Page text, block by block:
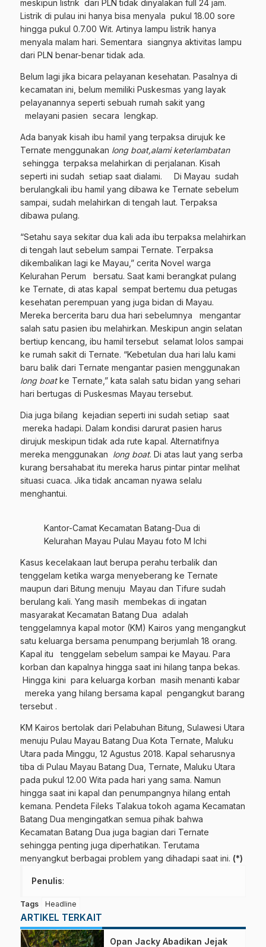
meskipun listrik dari PLN tidak dinyalakan full 24 jam.
Listrik di pulau ini hanya bisa menyala pukul 18.00 sore
hingga pukul 0.7.00 Wit. Artinya lampu listrik hanya
menyala malam hari. Sementara siangnya aktivitas lampu
dari PLN benar-benar tidak ada.
Belum lagi jika bicara pelayanan kesehatan. Pasalnya di
kecamatan ini, belum memiliki Puskesmas yang layak
pelayanannya seperti sebuah rumah sakit yang
melayani pasien secara lengkap.
Ada banyak kisah ibu hamil yang terpaksa dirujuk ke
Ternate menggunakan long boat,alami keterlambatan
sehingga terpaksa melahirkan di perjalanan. Kisah
seperti ini sudah setiap saat dialami. Di Mayau sudah
berulangkali ibu hamil yang dibawa ke Ternate sebelum
sampai, sudah melahirkan di tengah laut. Terpaksa
dibawa pulang.
“Setahu saya sekitar dua kali ada ibu terpaksa melahirkan
di tengah laut sebelum sampai Ternate. Terpaksa
dikembalikan lagi ke Mayau,” cerita Novel warga
Kelurahan Perum bersatu. Saat kami berangkat pulang
ke Ternate, di atas kapal sempat bertemu dua petugas
kesehatan perempuan yang juga bidan di Mayau.
Mereka bercerita baru dua hari sebelumnya mengantar
salah satu pasien ibu melahirkan. Meskipun angin selatan
bertiup kencang, ibu hamil tersebut selamat lolos sampai
ke rumah sakit di Ternate. “Kebetulan dua hari lalu kami
baru balik dari Ternate mengantar pasien menggunakan
long boatke Ternate,” kata salah satu bidan yang sehari
hari bertugas di Puskesmas Mayau tersebut.
Dia juga bilang kejadian seperti ini sudah setiap saat
mereka hadapi. Dalam kondisi darurat pasien harus
dirujuk meskipun tidak ada rute kapal. Alternatifnya
mereka menggunakan long boat. Di atas laut yang serba
kurang bersahabat itu mereka harus pintar pintar melihat
situasi cuaca. Jika tidak ancaman nyawa selalu
menghantui.
Kantor-Camat Kecamatan Batang-Dua di
Kelurahan Mayau Pulau Mayau foto M Ichi
Kasus kecelakaan laut berupa perahu terbalik dan
tenggelam ketika warga menyeberang ke Ternate
maupun dari Bitung menuju Mayau dan Tifure sudah
berulang kali. Yang masih membekas di ingatan
masyarakat Kecamatan Batang Dua adalah
tenggelamnya kapal motor (KM) Kairos yang mengangkut
satu keluarga bersama penumpang berjumlah 18 orang.
Kapal itu tenggelam sebelum sampai ke Mayau. Para
korban dan kapalnya hingga saat ini hilang tanpa bekas.
Hingga kini para keluarga korban masih menanti kabar
mereka yang hilang bersama kapal pengangkut barang
tersebut .
KM Kairos bertolak dari Pelabuhan Bitung, Sulawesi Utara
menuju Pulau Mayau Batang Dua Kota Ternate, Maluku
Utara pada Minggu, 12 Agustus 2018. Kapal seharusnya
tiba di Pulau Mayau Batang Dua, Ternate, Maluku Utara
pada pukul 12.00 Wita pada hari yang sama. Namun
hingga saat ini kapal dan penumpangnya hilang entah
kemana. Pendeta Fileks Talakua tokoh agama Kecamatan
Batang Dua mengingatkan semua pihak bahwa
Kecamatan Batang Dua juga bagian dari Ternate
sehingga penting juga diperhatikan. Terutama
menyangkut berbagai problem yang dihadapi saat ini. (*)
Penulis:
Tags Headline
ARTIKEL TERKAIT
Opan Jacky Abadikan Jejak